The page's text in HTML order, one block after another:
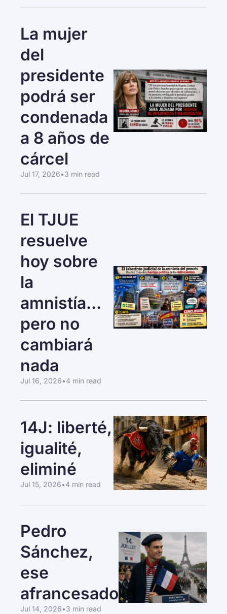
La mujer
del
presidente
podrá ser
condenada
a 8 años de
cárcel
Jul 17, 2026•3 min read
El TJUE
resuelve
hoy sobre
la
amnistía...
pero no
cambiará
nada
Jul 16, 2026•4 min read
14J: liberté,
igualité,
eliminé
Jul 15, 2026•4 min read
Pedro
Sánchez,
ese
afrancesado
Jul 14, 2026•3 min read